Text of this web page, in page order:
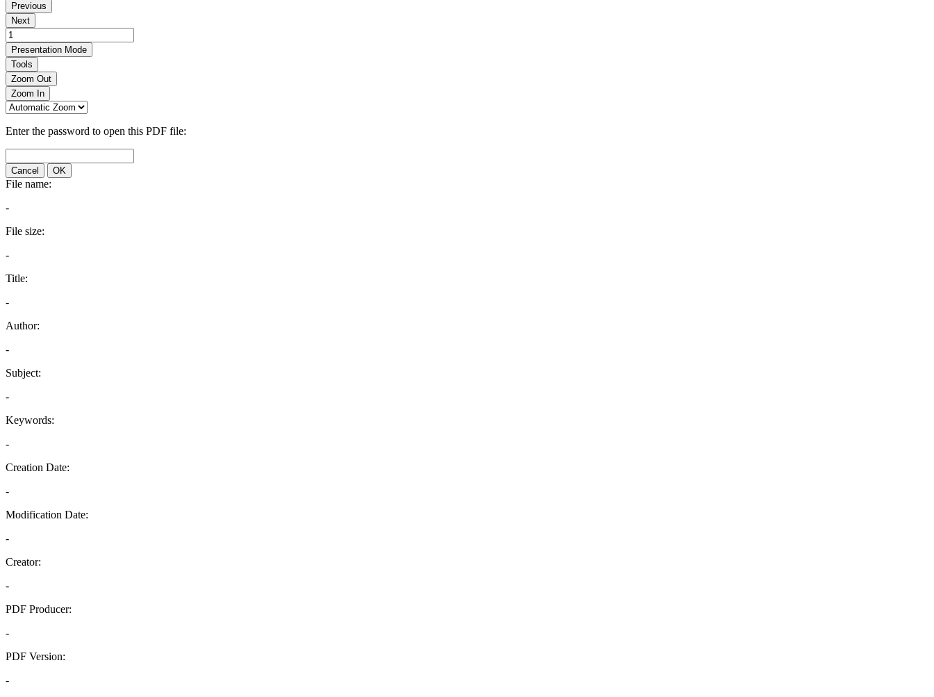
Previous
Next
Presentation Mode
Tools
Zoom Out
Zoom In
Enter the password to open this PDF file:
Cancel OK
File name:
-
File size:
-
Title:
-
Author:
-
Subject:
-
Keywords:
-
Creation Date:
-
Modification Date:
-
Creator:
-
PDF Producer:
-
PDF Version:
-